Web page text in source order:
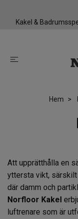
Kakel &
Hem
Att upprätthålla en
yttersta vikt,
där damm och
Norfloor Kakel
luftrenare som är